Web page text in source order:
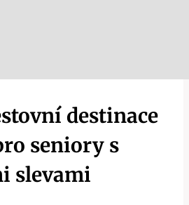
destinace
seniory s
slevami